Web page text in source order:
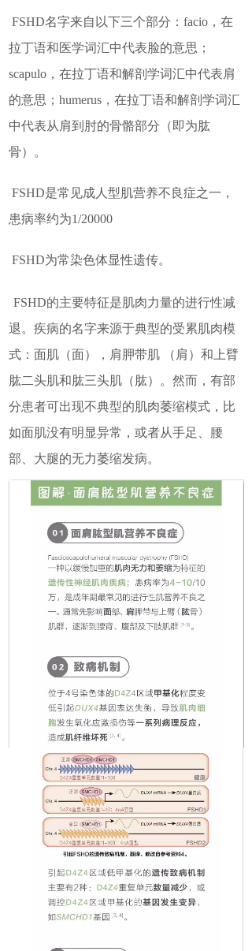
FSHD名字来自以下三个部分：facio，在
拉丁语和医学词汇中代表脸的意思；
scapulo，在拉丁语和解剖学词汇中代表肩
的意思；humerus，在拉丁语和解剖学词汇
中代表从肩到肘的骨骼部分（即为肱
骨）。
FSHD是常见成人型肌营养不良症之一，
患病率约为1/20000
FSHD为常染色体显性遗传。
FSHD的主要特征是肌肉力量的进行性减
退。疾病的名字来源于典型的受累肌肉模
式：面肌（面），肩胛带肌
（肩）和上臂
肱二头肌和肱三头肌（肱）。然而，有部
分患者可出现不典型的肌肉萎缩模式，比
如面肌没有明显异常，或者从手足、腰
部、大腿的无力萎缩发病。